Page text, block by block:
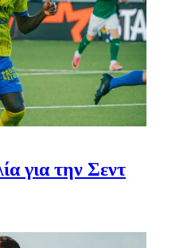
για την Σεντ